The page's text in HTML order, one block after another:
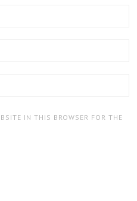
IN THIS BROWSER FOR THE